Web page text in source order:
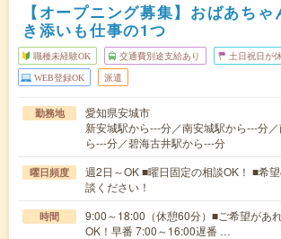
【オープニング募集】おばあち
き添いも仕事の1つ
職種未経験OK 交通費別途支給あり 土日祝日が
WEB登録OK 派遣
勤務地
愛知県安城市
新安城駅から---分／南安城駅から---分
ら---分／碧海古井駅から---分
曜日頻度
週2日～OK ■曜日固定の相談OK！ ■希
談ください！
時間
9:00～18:00（休憩60分）■ご希望があ
OK！早番 7:00～16:00遅番 …